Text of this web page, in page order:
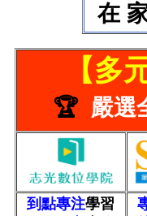
在
【多
🏆 嚴選
到點專注學習